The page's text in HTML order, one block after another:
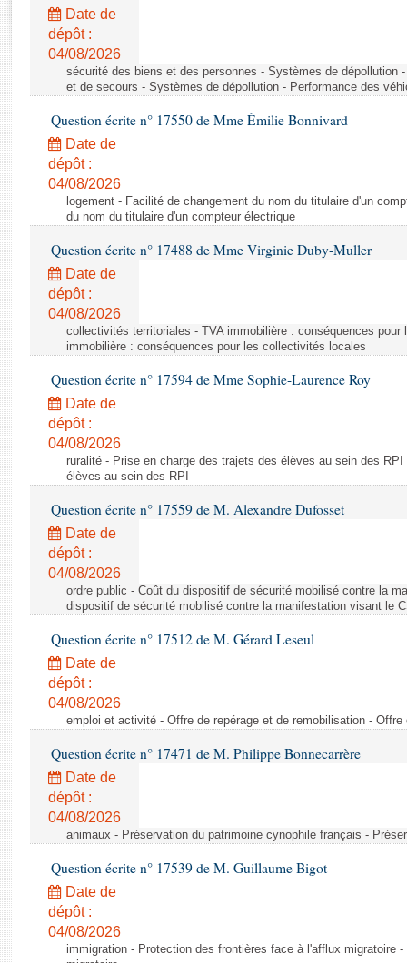
Rapports législatifs
Rapports sur l'application des lois
Baromètre de l’application des lois
Dossiers législatifs
Budget et sécurité sociale
Questions écrites et orales
Comptes rendus des débats
Date de
dépôt :
04/08/2026
sécurité des biens et des personnes - Systèmes de dépollution
et de secours - Systèmes de dépollution - Performance des
Question écrite n° 17550 de Mme Émilie Bonnivard
Date de
dépôt :
04/08/2026
logement - Facilité de changement du nom du titulaire d'un
du nom du titulaire d'un compteur électrique
Question écrite n° 17488 de Mme Virginie Duby-Muller
Date de
dépôt :
04/08/2026
collectivités territoriales - TVA immobilière : conséquences
immobilière : conséquences pour les collectivités locales
Question écrite n° 17594 de Mme Sophie-Laurence Roy
Date de
dépôt :
04/08/2026
ruralité - Prise en charge des trajets des élèves au sein des
élèves au sein des RPI
Question écrite n° 17559 de M. Alexandre Dufosset
Date de
dépôt :
04/08/2026
ordre public - Coût du dispositif de sécurité mobilisé contre la
dispositif de sécurité mobilisé contre la manifestation visant le
Question écrite n° 17512 de M. Gérard Leseul
Date de
dépôt :
04/08/2026
emploi et activité - Offre de repérage et de remobilisation -
Question écrite n° 17471 de M. Philippe Bonnecarrère
Date de
dépôt :
04/08/2026
animaux - Préservation du patrimoine cynophile français -
Question écrite n° 17539 de M. Guillaume Bigot
Date de
dépôt :
04/08/2026
immigration - Protection des frontières face à l'afflux migratoire